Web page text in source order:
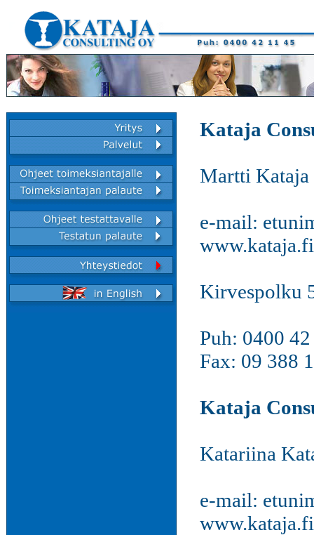
Kataja
Martti Kataja
e-mail:
www.kataja.fi
Kirvespolku
Puh: 0400
Fax: 09 388
Kataja
Katariina
e-mail:
www.kataja.fi